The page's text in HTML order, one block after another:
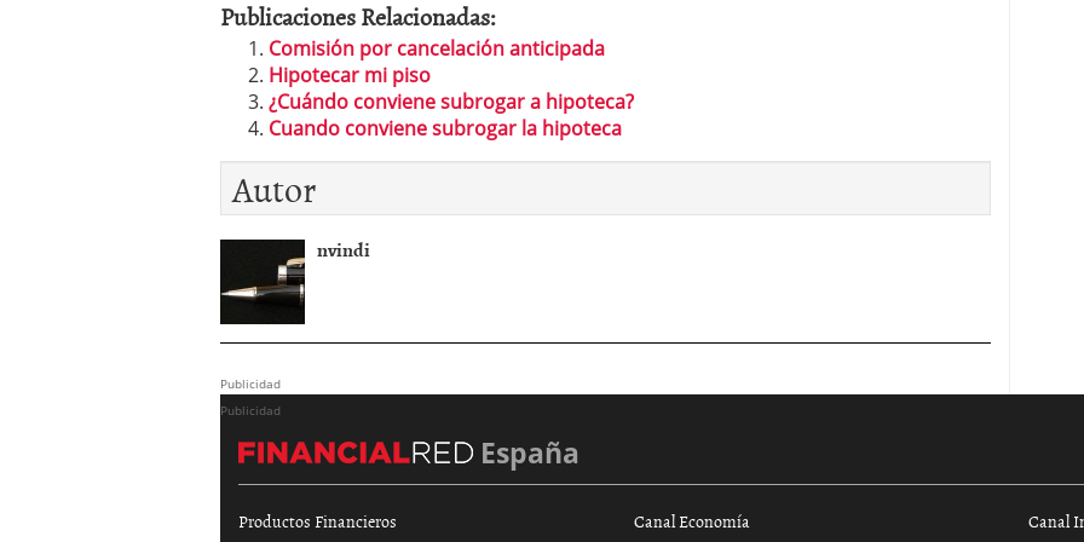
Publicaciones Relacionadas:
Comisión por cancelación anticipada
Hipotecar mi piso
¿Cuándo conviene subrogar a hipoteca?
Cuando conviene subrogar la hipoteca
Autor
nvindi
Publicidad
Publicidad
España
Productos Financieros Canal Economía Canal